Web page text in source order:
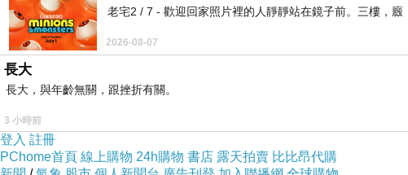
老宅2 / 7 - 歡迎回家照片裡的人靜靜站在鏡子前。三樓，
2026-08-07
長大
長大，與年齡無關，跟挫折有關。
3 小時前
登入 註冊
PChome首頁 線上購物 24h購物 書店 露天拍賣 比比昂代購